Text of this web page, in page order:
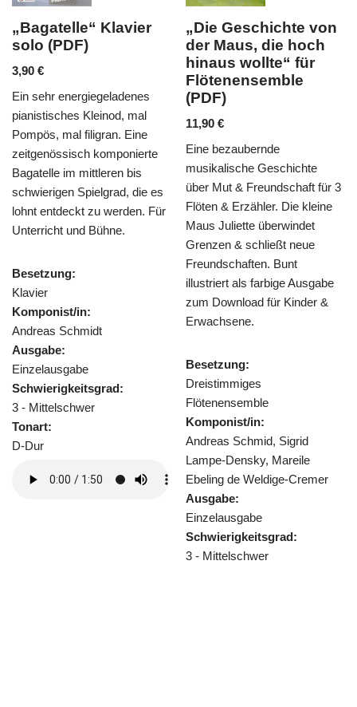
mal
Eine
bis
die es
Für
„Die Geschichte von
der Maus, die hoch
hinaus wollte“ für
Flötenensemble
(PDF)
11,90€
Eine bezaubernde
musikalische Geschichte
über Mut & Freundschaft für 3
Flöten & Erzähler. Die kleine
Maus Juliette überwindet
Grenzen & schließt neue
Freundschaften. Bunt
illustriert als farbige Ausgabe
zum Download für Kinder &
Besetzung:
Dreistimmiges
Flötenensemble
Andreas Schmid, Sigrid
Lampe-Densky, Mareile
Ebeling de Weldige-Cremer
Schwierigkeitsgrad:
„Abschied
Walde“ für 2
und Klavier
6,90€
komponiert, findet
stimmungsvolles
Flöten & Klavier
Arrangement von
Reichert wird die
kunstvoll variiert
verziert.
Besetzung:
Trio für 2 Flöten und
Ausgabe:
Einzelausgabe
3 - Mittelschwer
Tonart:
G-Dur